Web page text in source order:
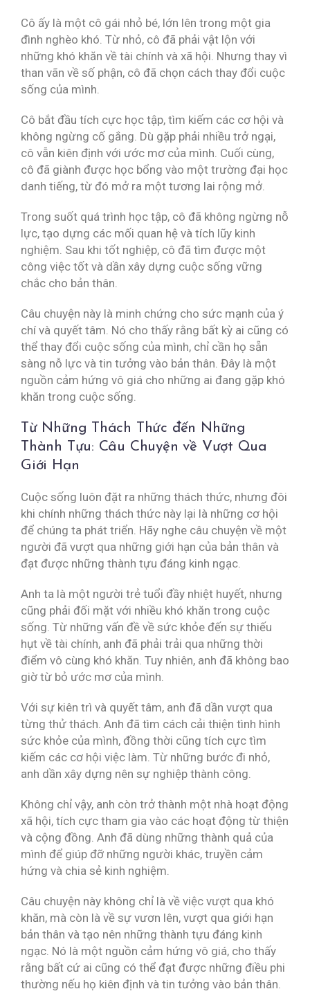
Cô ấy là một cô gái nhỏ bé, lớn lên trong một gia
đình nghèo khó. Từ nhỏ, cô đã phải vật lộn với
những khó khăn về tài chính và xã hội. Nhưng thay vì
than vãn về số phận, cô đã chọn cách thay đổi cuộc
sống của mình.
Cô bắt đầu tích cực học tập, tìm kiếm các cơ hội và
không ngừng cố gắng. Dù gặp phải nhiều trở ngại,
cô vẫn kiên định với ước mơ của mình. Cuối cùng,
cô đã giành được học bổng vào một trường đại học
danh tiếng, từ đó mở ra một tương lai rộng mở.
Trong suốt quá trình học tập, cô đã không ngừng nỗ
lực, tạo dựng các mối quan hệ và tích lũy kinh
nghiệm. Sau khi tốt nghiệp, cô đã tìm được một
công việc tốt và dần xây dựng cuộc sống vững
chắc cho bản thân.
Câu chuyện này là minh chứng cho sức mạnh của ý
chí và quyết tâm. Nó cho thấy rằng bất kỳ ai cũng có
thể thay đổi cuộc sống của mình, chỉ cần họ sẵn
sàng nỗ lực và tin tưởng vào bản thân. Đây là một
nguồn cảm hứng vô giá cho những ai đang gặp khó
khăn trong cuộc sống.
Từ Những Thách Thức đến Những
Thành Tựu: Câu Chuyện về Vượt Qua
Giới Hạn
Cuộc sống luôn đặt ra những thách thức, nhưng đôi
khi chính những thách thức này lại là những cơ hội
để chúng ta phát triển. Hãy nghe câu chuyện về một
người đã vượt qua những giới hạn của bản thân và
đạt được những thành tựu đáng kinh ngạc.
Anh ta là một người trẻ tuổi đầy nhiệt huyết, nhưng
cũng phải đối mặt với nhiều khó khăn trong cuộc
sống. Từ những vấn đề về sức khỏe đến sự thiếu
hụt về tài chính, anh đã phải trải qua những thời
điểm vô cùng khó khăn. Tuy nhiên, anh đã không bao
giờ từ bỏ ước mơ của mình.
Với sự kiên trì và quyết tâm, anh đã dần vượt qua
từng thử thách. Anh đã tìm cách cải thiện tình hình
sức khỏe của mình, đồng thời cũng tích cực tìm
kiếm các cơ hội việc làm. Từ những bước đi nhỏ,
anh dần xây dựng nên sự nghiệp thành công.
Không chỉ vậy, anh còn trở thành một nhà hoạt động
xã hội, tích cực tham gia vào các hoạt động từ thiện
và cộng đồng. Anh đã dùng những thành quả của
mình để giúp đỡ những người khác, truyền cảm
hứng và chia sẻ kinh nghiệm.
Câu chuyện này không chỉ là về việc vượt qua khó
khăn, mà còn là về sự vươn lên, vượt qua giới hạn
bản thân và tạo nên những thành tựu đáng kinh
ngạc. Nó là một nguồn cảm hứng vô giá, cho thấy
rằng bất cứ ai cũng có thể đạt được những điều phi
thường nếu họ kiên định và tin tưởng vào bản thân.